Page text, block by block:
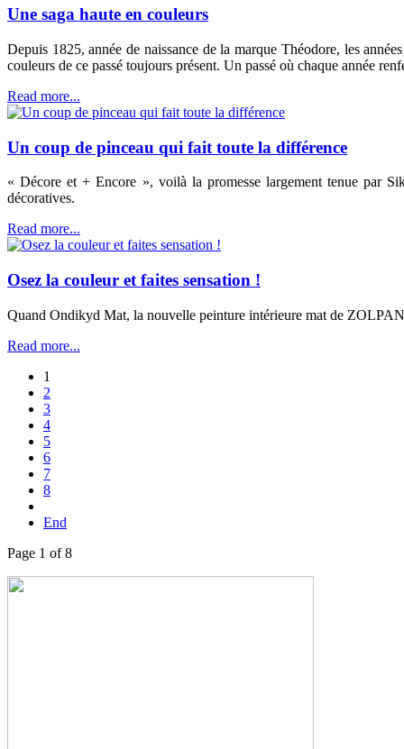
Une saga haute en couleurs
Depuis 1825, année de naissance de la marque Théodore, les
couleurs de ce passé toujours présent. Un passé où chaque année
Read more...
Un coup de pinceau qui fait toute la différence
« Décore et + Encore », voilà la promesse largement tenue par
décoratives.
Read more...
Osez la couleur et faites sensation !
Quand Ondikyd Mat, la nouvelle peinture intérieure mat de
Read more...
1
2
3
4
5
6
7
8
End
Page 1 of 8